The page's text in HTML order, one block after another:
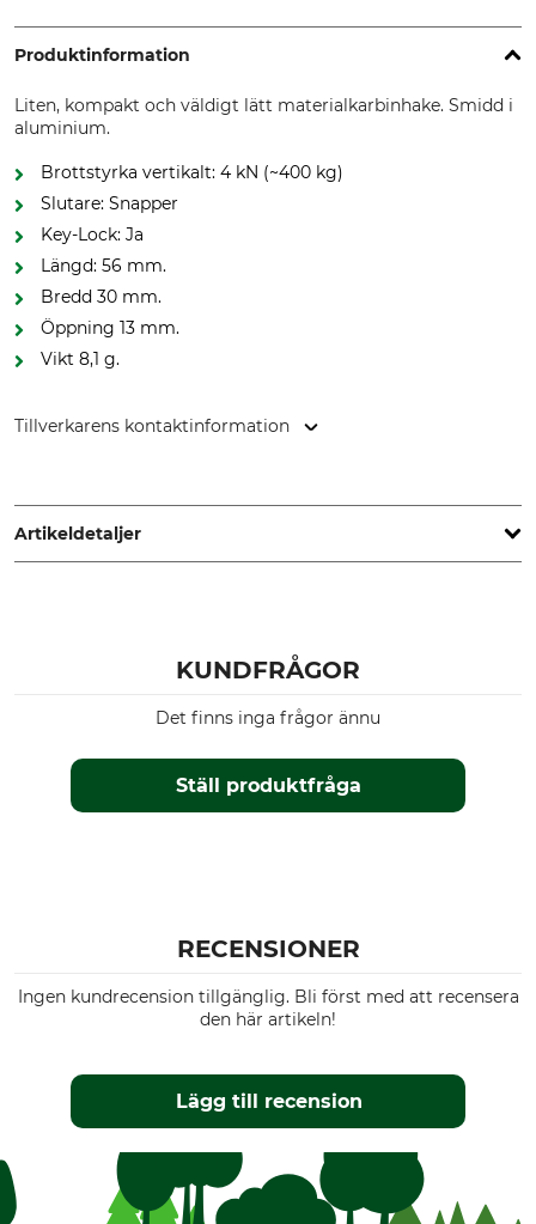
Produktinformation
Liten, kompakt och väldigt lätt materialkarbinhake. Smidd i
aluminium.
Brottstyrka vertikalt: 4 kN (~400 kg)
Slutare: Snapper
Key-Lock: Ja
Längd: 56 mm.
Bredd 30 mm.
Öppning 13 mm.
Vikt 8,1 g.
Tillverkarens kontaktinformation
Netherlands, www.dmmwales.com
Artikeldetaljer
Lås
Tillverkning
Färg
32 mm
Öppning
Vikt
8 g
KUNDFRÅGOR
Ställ produktfråga
Det finns inga frågor ännu
RECENSIONER
Ingen kundrecension tillgänglig. Bli först med att recensera
den här artikeln!
Lägg till recension